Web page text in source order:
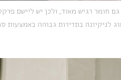
חומר רגיש מאוד, ולכן יש ליישם
לניקיונה בתדירות גבוהה